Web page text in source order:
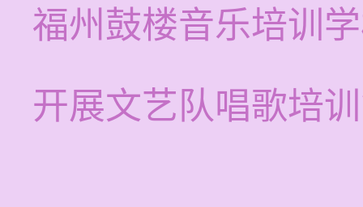
福州鼓楼音乐培训
开展文艺队唱歌培